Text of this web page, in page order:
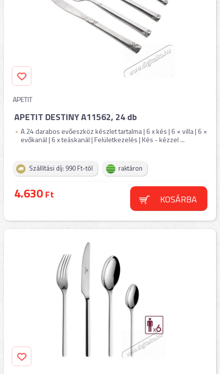
APETIT
APETIT DESTINY A11562, 24 db
A 24 darabos evőeszköz készlet tartalma | 6 x kés | 6 × villa | 6 ×
evőkanál | 6 x teáskanál | Felületkezelés | Kés - kézzel ...
Szállítási díj: 990 Ft-tól raktáron
4.630Ft KOSÁRBA